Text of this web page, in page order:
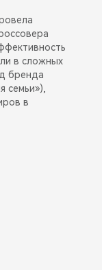
в сложных
бренда
семьи»),
в